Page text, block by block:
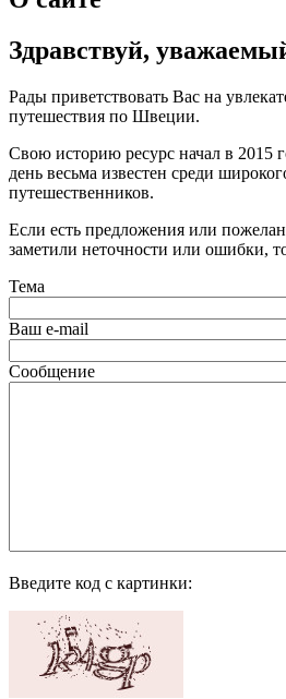
Здравствуй,
Рады приветствовать Вас на
путешествия по Швеции.
Свою историю ресурс начал в 2015
день весьма известен среди
путешественников.
Если есть предложения или
заметили неточности или ошибки,
Тема
Ваш e-mail
Сообщение
Введите код с картинки: